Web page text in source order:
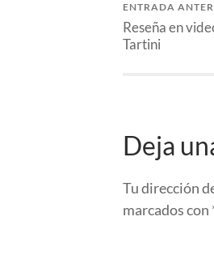
ENTRADA
Reseña en
Tartini
Deja
Tu dirección
marcados con